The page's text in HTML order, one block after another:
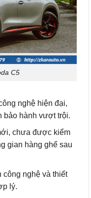
C5
nghệ hiện đại,
bảo hành vượt trội.
chưa được kiểm
gian hàng ghế sau
công nghệ và thiết
lý.